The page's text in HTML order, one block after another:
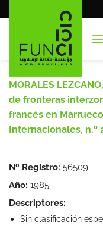
al
MORALES
de fronteras
francés en
Internacionales, n.º
Nº Registro: 56509
Año: 1985
Descriptores:
Sin clasificación